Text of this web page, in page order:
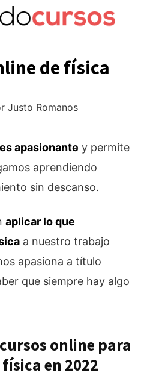
de física
Justo Romanos
apasionante y permite
aprendiendo
sin descanso.
aplicar lo que
a nuestro trabajo
apasiona a título
que siempre hay algo
online para
en 2022